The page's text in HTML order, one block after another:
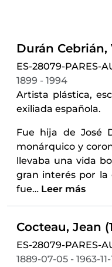
ES-28079-PARES-
1899 - 1994
Artista plástica,
exiliada española.
Fue hija de José
monárquico y
llevaba una vida
gran interés por la
fue… Leer más
Cocteau, Jean
ES-28079-PARES-
1889-07-05 - 1963-11-